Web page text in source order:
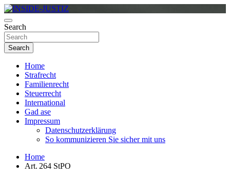
Skip
to
content
INSIDE-JUSTIZ
Investigativer Journalismus zur Dritten Gewalt
Search
Search
Home
Strafrecht
Familienrecht
Steuerrecht
International
Gad ase
Impressum
Datenschutzerklärung
So kommunizieren Sie sicher mit uns
Home
Art. 264 StPO